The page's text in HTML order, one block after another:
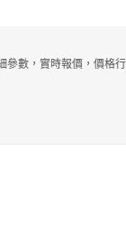
參數，實時報價，價格